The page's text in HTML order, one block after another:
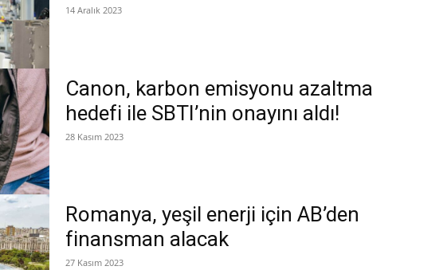
14 Aralık 2023
Canon, karbon emisyonu azaltma
hedefi ile SBTI’nin onayını aldı!
28 Kasım 2023
Romanya, yeşil enerji için AB’den
finansman alacak
27 Kasım 2023